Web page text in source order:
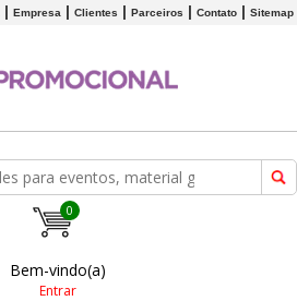
Empresa Clientes Parceiros Contato Sitemap
0
Bem-vindo(a)
Entrar